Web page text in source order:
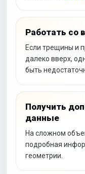
Работать со
Если трещины и
далеко вверх,
быть
Получить
данные
На сложном
подробная
геометрии.